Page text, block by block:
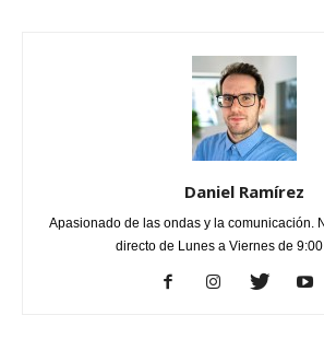
Daniel Ramírez
Apasionado de las ondas y la comunicación.
directo de Lunes a Viernes de 9:00